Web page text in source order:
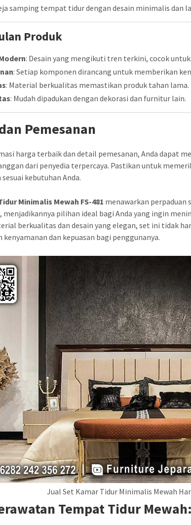
samping tempat tidur dengan desain minimalis dan
Produk
: Desain yang mengikuti tren terkini, cocok
: Setiap komponen dirancang untuk memberikan
: Material berkualitas memastikan produk tahan lama.
: Mudah dipadukan dengan dekorasi dan furnitur lain.
Pemesanan
harga terbaik dan detail pemesanan, Anda dapat
dari penyedia terpercaya. Pastikan untuk
sesuai kebutuhan Anda.
Minimalis Mewah FS-481 menawarkan perpaduan
menjadikannya pilihan ideal bagi Anda yang ingin
berkualitas dan desain yang elegan, set ini tidak
dan kepuasan bagi penggunanya.
Jual Set Kamar Tidur Minimalis Mewah
Tempat Tidur Mewah: